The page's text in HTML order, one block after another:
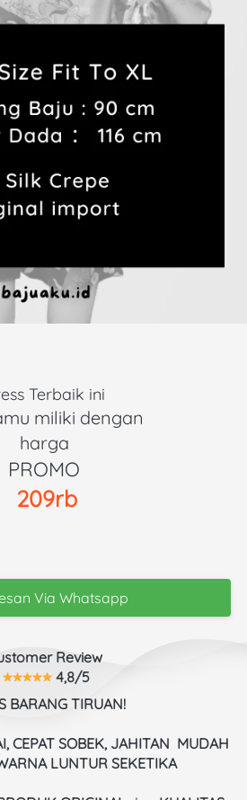
Terbaik ini
miliki dengan
harga
PROMO
209rb
Via Whatsapp
Review
4,8/5
BARANG TIRUAN!
CEPAT SOBEK, JAHITAN  MUDAH
LUNTUR SEKETIKA